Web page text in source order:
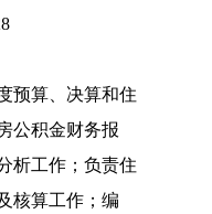
预算、决算和住
公积金财务报
析工作 ； 负责住
核算工作 ； 编